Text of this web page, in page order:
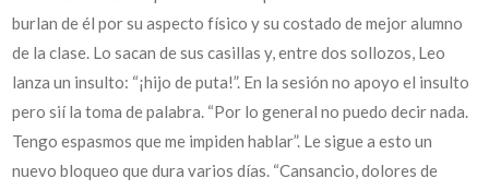
burlan de él por su aspecto físico y su costado de mejor alumno
de la clase. Lo sacan de sus casillas y, entre dos sollozos, Leo
lanza un insulto: “¡hijo de puta!”. En la sesión no apoyo el insulto
pero sií la toma de palabra. “Por lo general no puedo decir nada.
Tengo espasmos que me impiden hablar”. Le sigue a esto un
nuevo bloqueo que dura varios días. “Cansancio, dolores de